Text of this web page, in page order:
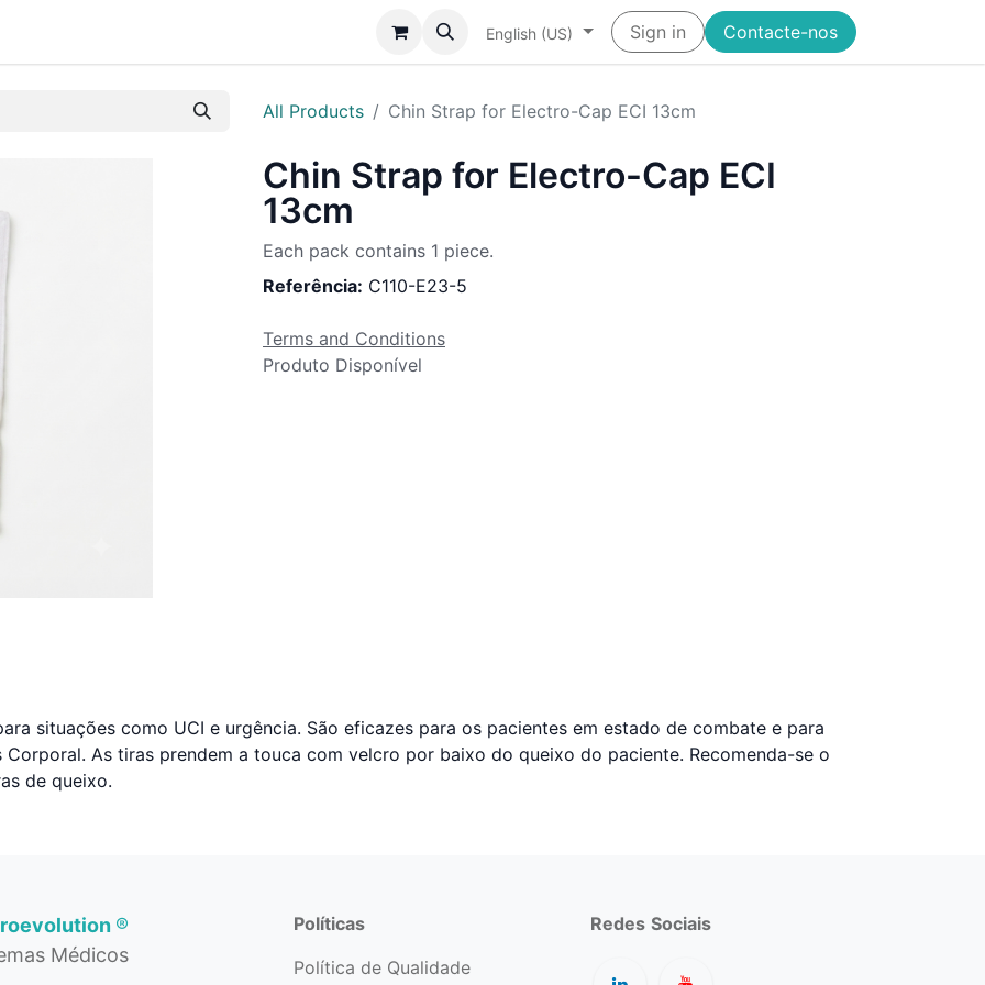
Notícias English (US) Sign in Contacte-nos
All Products Chin Strap for Electro-Cap ECI 13cm
Chin Strap for Electro-Cap ECI
13cm
Each pack contains 1 piece.
Referência: C110-E23-5
Terms and Conditions
Produto Disponível
situações como UCI e urgência. São eficazes para os pacientes em estado de combate e para
As tiras prendem a touca com velcro por baixo do queixo do paciente. Recomenda-se o
de queixo.
Políticas
Política de Qualidade
Redes Sociais
®
Médicos